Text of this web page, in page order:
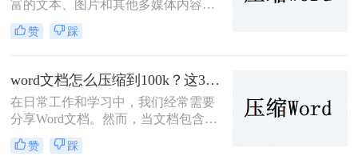
富的文本、图片和其他多媒体内容，
可能会变得异常庞大，这不仅占用了
大量存储空间，还拖慢了文件传输速
本文将介绍三种有效的DOCX文档压
缩方法，帮助读者轻松解决这一难
题。
赞 踩
word文档怎么压缩到100k？这3种压缩方法很实用！
在日常工作和学习中，我们经常需要
分享Word文档。然而，当文档包含大
量图片、表格或其他元素时，其体积
可能会变得非常大，这不仅占用了存
赞 踩